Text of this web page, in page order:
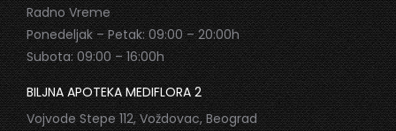
Radno Vreme
Ponedeljak – Petak: 09:00 – 20:00h
Subota: 09:00 – 16:00h
BILJNA APOTEKA MEDIFLORA 2
Vojvode Stepe 112, Voždovac, Beograd